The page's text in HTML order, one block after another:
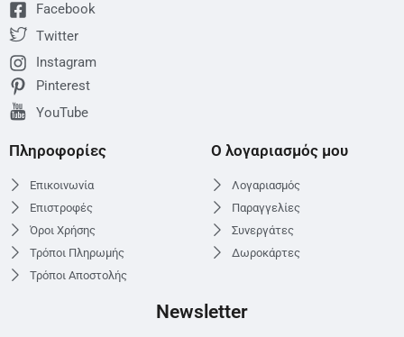
Facebook
Twitter
Instagram
Pinterest
YouTube
Πληροφορίες
Επικοινωνία
Επιστροφές
Όροι Χρήσης
Τρόποι Πληρωμής
Τρόποι Αποστολής
Ο λογαριασμός μου
Λογαριασμός
Παραγγελίες
Συνεργάτες
Δωροκάρτες
Newsletter